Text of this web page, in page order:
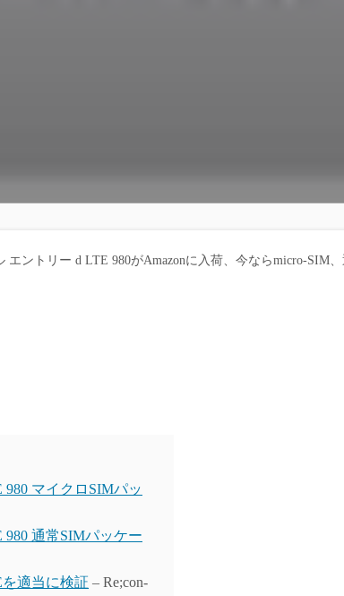
エントリー d LTE 980がAmazonに入荷、今ならmicro-SIM
マイクロSIMパッ
通常SIMパッケー
適当に検証 – Re;con-